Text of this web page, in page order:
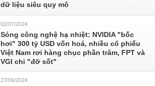
dữ liệu siêu quy mô
02/07/2024
Sóng công nghệ hạ nhiệt: NVIDIA "bốc
hơi" 300 tỷ USD vốn hoá, nhiều cổ phiếu
Việt Nam rơi hàng chục phần trăm, FPT và
VGI chỉ "đỡ sốt"
27/06/2024